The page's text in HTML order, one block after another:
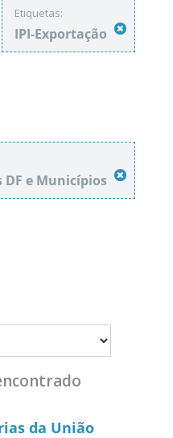
Etiquetas:
IPI-Exportação
DF e Municípios
da União